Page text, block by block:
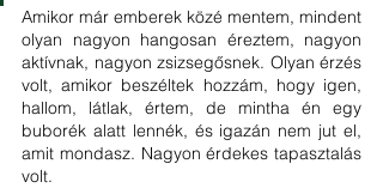
Amikor már emberek közé mentem, mindent
olyan nagyon hangosan éreztem, nagyon
aktívnak, nagyon zsizsegősnek. Olyan érzés
volt, amikor beszéltek hozzám, hogy igen,
hallom, látlak, értem, de mintha én egy
buborék alatt lennék, és igazán nem jut el,
amit mondasz. Nagyon érdekes tapasztalás
volt.